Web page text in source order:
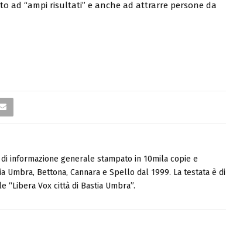
ad “ampi risultati” e anche ad attrarre persone da
informazione generale stampato in 10mila copie e
Umbra, Bettona, Cannara e Spello dal 1999. La testata è di
“Libera Vox città di Bastia Umbra”.